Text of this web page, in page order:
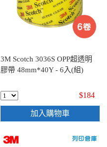
3M Scotch 3036S OPP超透明
膠帶 48mm*40Y - 6入(組)
$184
加入購物車